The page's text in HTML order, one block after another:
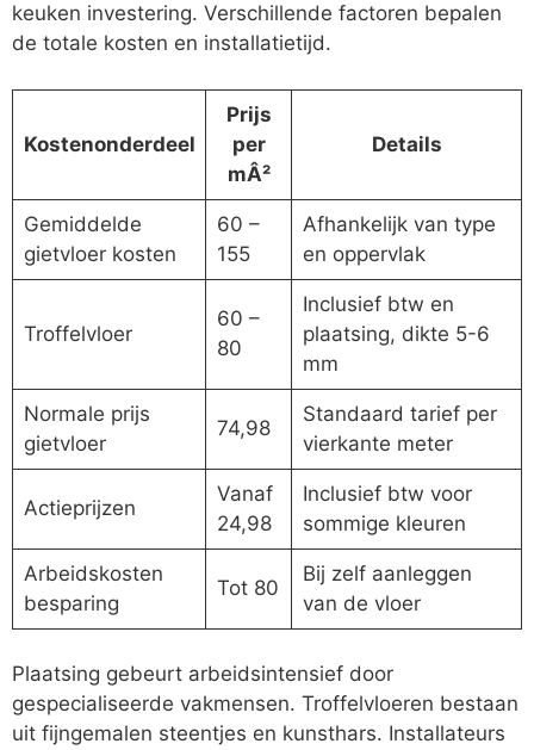
keuken investering. Verschillende factoren bepalen
de totale kosten en installatietijd.
Kostenonderdeel
Prijs
per
mÂ²
Details
Gemiddelde
gietvloer kosten
60 –
155
Afhankelijk van type
en oppervlak
Troffelvloer
60 –
80
Inclusief btw en
plaatsing, dikte 5-6
mm
Normale prijs
gietvloer
74,98
Standaard tarief per
vierkante meter
Actieprijzen
Vanaf
24,98
Inclusief btw voor
sommige kleuren
Arbeidskosten
besparing
Tot 80
Bij zelf aanleggen
van de vloer
Plaatsing gebeurt arbeidsintensief door
gespecialiseerde vakmensen. Troffelvloeren bestaan
uit fijngemalen steentjes en kunsthars. Installateurs